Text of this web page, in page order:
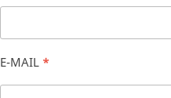
E-MAIL *